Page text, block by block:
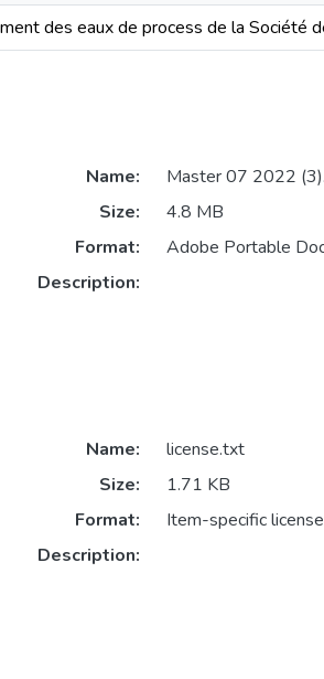
des eaux de process de la Société
Name:
Master 07 2022
Size:
4.8 MB
Format:
Adobe Portable
Description:
Name:
license.txt
Size:
1.71 KB
Format:
Item-specific
Description: